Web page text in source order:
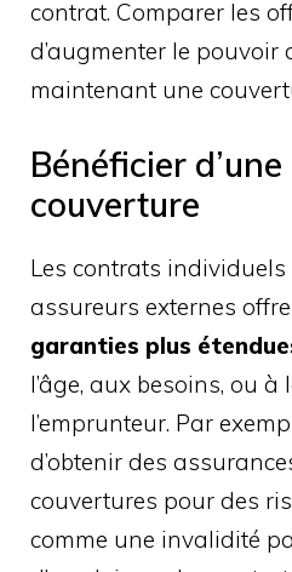
contrat. Comparer les
d’augmenter le pouvoir
maintenant une
Bénéficier
couverture
Les contrats
assureurs externes
garanties plus
l’âge, aux besoins, ou à
l’emprunteur. Par
d’obtenir des
couvertures pour des
comme une invalidité